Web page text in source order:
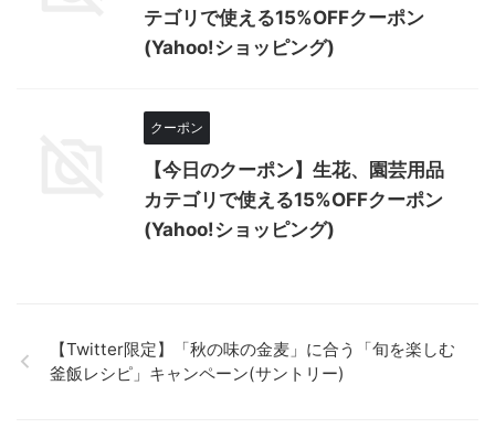
テゴリで使える15%OFFクーポン
(Yahoo!ショッピング)
クーポン
【今日のクーポン】生花、園芸用品
カテゴリで使える15%OFFクーポン
(Yahoo!ショッピング)
【Twitter限定】「秋の味の金麦」に合う「旬を楽しむ
釜飯レシピ」キャンペーン(サントリー)